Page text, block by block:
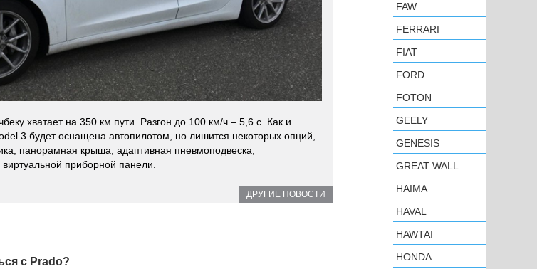
хватает на 350 км пути. Разгон до 100 км/ч – 5,6 с. Как и
3 будет оснащена автопилотом, но лишится некоторых опций,
панорамная крыша, адаптивная пневмоподвеска,
приборной панели.
ДРУГИЕ НОВОСТИ
с Prado?
FAW
FERRARI
FIAT
FORD
FOTON
GEELY
GENESIS
GREAT WALL
HAIMA
HAVAL
HAWTAI
HONDA